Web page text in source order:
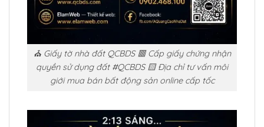
⛪ Giấy tờ nhà đất QCBDS 🟥 Cấp giấy chứng nhận
quyền sử dụng đất #QCBDS 🟨 Địa chỉ tư vấn môi
giới mua bán bất động sản online cấp tốc